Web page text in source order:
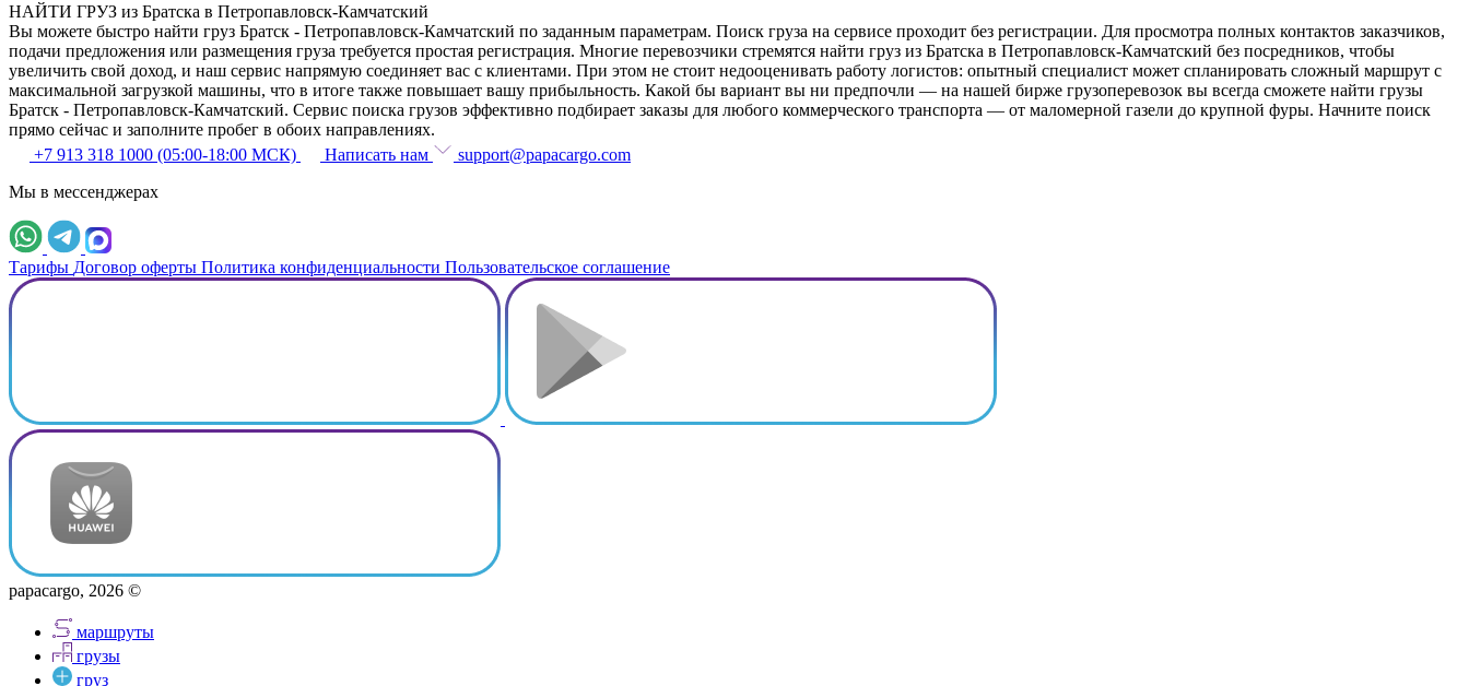
НАЙТИ ГРУЗ из Братска в Петропавловск-Камчатский
Вы можете быстро найти груз Братск - Петропавловск-Камчатский по заданным параметрам. Поиск груза на сервисе проходит без регистрации. Для просмотра полных контактов заказчиков,
подачи предложения или размещения груза требуется простая регистрация. Многие перевозчики стремятся найти груз из Братска в Петропавловск-Камчатский без посредников, чтобы
увеличить свой доход, и наш сервис напрямую соединяет вас с клиентами. При этом не стоит недооценивать работу логистов: опытный специалист может спланировать сложный маршрут с
максимальной загрузкой машины, что в итоге также повышает вашу прибыльность. Какой бы вариант вы ни предпочли — на нашей бирже грузоперевозок вы всегда сможете найти грузы
Братск - Петропавловск-Камчатский. Сервис поиска грузов эффективно подбирает заказы для любого коммерческого транспорта — от маломерной газели до крупной фуры. Начните поиск
прямо сейчас и заполните пробег в обоих направлениях.
+7 913 318 1000 (05:00-18:00 МСК)
Написать нам
support@papacargo.com
Мы в мессенджерах
Тарифы Договор оферты Политика конфиденциальности Пользовательское соглашение
papacargo, 2026 ©
маршруты
грузы
груз